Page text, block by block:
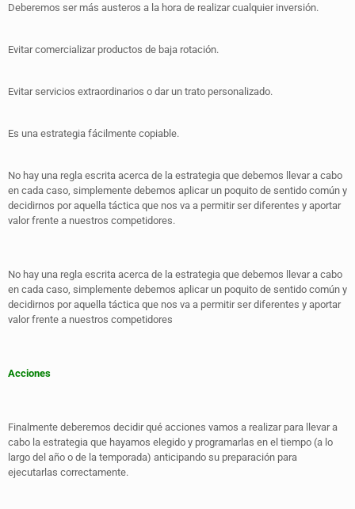
Deberemos ser más austeros a la hora de realizar cualquier inversión.
Evitar comercializar productos de baja rotación.
Evitar servicios extraordinarios o dar un trato personalizado.
Es una estrategia fácilmente copiable.
No hay una regla escrita acerca de la estrategia que debemos llevar a cabo
en cada caso, simplemente debemos aplicar un poquito de sentido común y
decidirnos por aquella táctica que nos va a permitir ser diferentes y aportar
valor frente a nuestros competidores.
No hay una regla escrita acerca de la estrategia que debemos llevar a cabo
en cada caso, simplemente debemos aplicar un poquito de sentido común y
decidirnos por aquella táctica que nos va a permitir ser diferentes y aportar
valor frente a nuestros competidores
Acciones
Finalmente deberemos decidir qué acciones vamos a realizar para llevar a
cabo la estrategia que hayamos elegido y programarlas en el tiempo (a lo
largo del año o de la temporada) anticipando su preparación para
ejecutarlas correctamente.